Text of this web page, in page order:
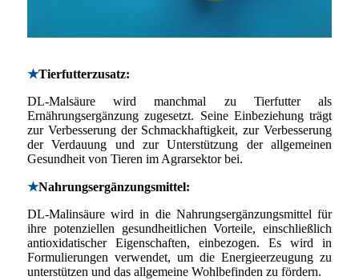
★Tierfutterzusatz:
DL-Malsäure wird manchmal zu Tierfutter als
Ernährungsergänzung zugesetzt. Seine Einbeziehung trägt
zur Verbesserung der Schmackhaftigkeit, zur Verbesserung
der Verdauung und zur Unterstützung der allgemeinen
Gesundheit von Tieren im Agrarsektor bei.
★Nahrungsergänzungsmittel:
DL-Malinsäure wird in die Nahrungsergänzungsmittel für
ihre potenziellen gesundheitlichen Vorteile, einschließlich
antioxidatischer Eigenschaften, einbezogen. Es wird in
Formulierungen verwendet, um die Energieerzeugung zu
unterstützen und das allgemeine Wohlbefinden zu fördern.